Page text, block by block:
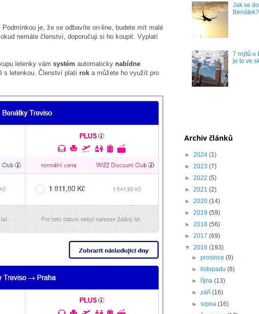
Podmínkou je, že se odbavíte on-line, budete mít malé
nemáte členství, doporučuji si ho koupit. Vyplatí
letenky vám systém automaticky nabídne
s letenkou. Členství platí rok a můžete ho využít pro
Jak se
Benátek?
7 mýtů o
je to ve
Archiv článků
► 2024 (1)
► 2023 (7)
► 2022 (5)
► 2021 (2)
► 2020 (14)
► 2019 (59)
► 2018 (56)
► 2017 (69)
▼ 2016 (193)
► prosince (9)
►
listopadu (8)
► října (13)
► září (16)
► srpna (16)